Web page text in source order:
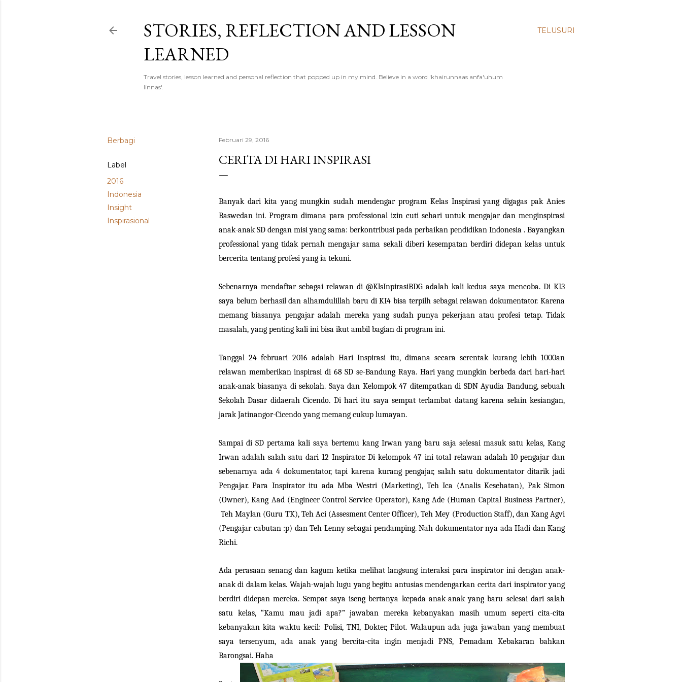
TELUSURI
STORIES, REFLECTION AND LESSON
LEARNED
Travel stories, lesson learned and personal reflection that popped up in my mind. Believe in a word 'khairunnaas anfa'uhum
linnas'.
Berbagi
Label
2016
Indonesia
Insight
Inspirasional
Februari 29, 2016
CERITA DI HARI INSPIRASI
Banyak dari kita yang mungkin sudah mendengar program Kelas Inspirasi yang digagas pak Anies
Baswedan ini. Program dimana para professional izin cuti sehari untuk mengajar dan menginspirasi
anak-anak SD dengan misi yang sama: berkontribusi pada perbaikan pendidikan Indonesia . Bayangkan
professional yang tidak pernah mengajar sama sekali diberi kesempatan berdiri didepan kelas untuk
bercerita tentang profesi yang ia tekuni.
Sebenarnya mendaftar sebagai relawan di @KlsInpirasiBDG adalah kali kedua saya mencoba. Di KI3
saya belum berhasil dan alhamdulillah baru di KI4 bisa terpilh sebagai relawan dokumentator. Karena
memang biasanya pengajar adalah mereka yang sudah punya pekerjaan atau profesi tetap. Tidak
masalah, yang penting kali ini bisa ikut ambil bagian di program ini.
Tanggal 24 februari 2016 adalah Hari Inspirasi itu, dimana secara serentak kurang lebih 1000an
relawan memberikan inspirasi di 68 SD se-Bandung Raya. Hari yang mungkin berbeda dari hari-hari
anak-anak biasanya di sekolah. Saya dan Kelompok 47 ditempatkan di SDN Ayudia Bandung, sebuah
Sekolah Dasar didaerah Cicendo. Di hari itu saya sempat terlambat datang karena selain kesiangan,
jarak Jatinangor-Cicendo yang memang cukup lumayan.
Sampai di SD pertama kali saya bertemu kang Irwan yang baru saja selesai masuk satu kelas, Kang
Irwan adalah salah satu dari 12 Inspirator. Di kelompok 47 ini total relawan adalah 10 pengajar dan
sebenarnya ada 4 dokumentator, tapi karena kurang pengajar, salah satu dokumentator ditarik jadi
Pengajar. Para Inspirator itu ada Mba Westri (Marketing), Teh Ica (Analis Kesehatan), Pak Simon
(Owner), Kang Aad (Engineer Control Service Operator), Kang Ade (Human Capital Business Partner),
Teh Maylan (Guru TK), Teh Aci (Assesment Center Officer), Teh Mey (Production Staff), dan Kang Agvi
(Pengajar cabutan :p) dan Teh Lenny sebagai pendamping. Nah dokumentator nya ada Hadi dan Kang
Richi.
Ada perasaan senang dan kagum ketika melihat langsung interaksi para inspirator ini dengan anak-
anak di dalam kelas. Wajah-wajah lugu yang begitu antusias mendengarkan cerita dari inspirator yang
berdiri didepan mereka. Sempat saya iseng bertanya kepada anak-anak yang baru selesai dari salah
satu kelas, “Kamu mau jadi apa?” jawaban mereka kebanyakan masih umum seperti cita-cita
kebanyakan kita waktu kecil: Polisi, TNI, Dokter, Pilot. Walaupun ada juga jawaban yang membuat
saya tersenyum, ada anak yang bercita-cita ingin menjadi PNS, Pemadam Kebakaran bahkan
Barongsai. Haha